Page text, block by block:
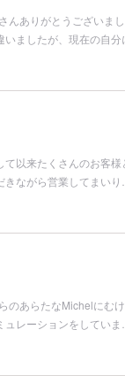
んありがとうございま
ましたが、現在の自分
て以来たくさんのお客様
きながら営業してまいり…
のあらたなMichelにむ
レーションをしていま…